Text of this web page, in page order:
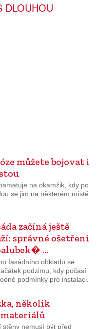
DLOUHOU
můžete bojovat i
na okamžik, kdy po
se jim na některém místě
začíná ještě
správné ošetření
…
fasádního obkladu se
podzimu, kdy počasí
podmínky pro instalaci.
několik
stěny nemusí být před